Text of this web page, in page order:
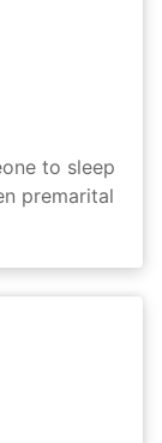
to sleep
premarital